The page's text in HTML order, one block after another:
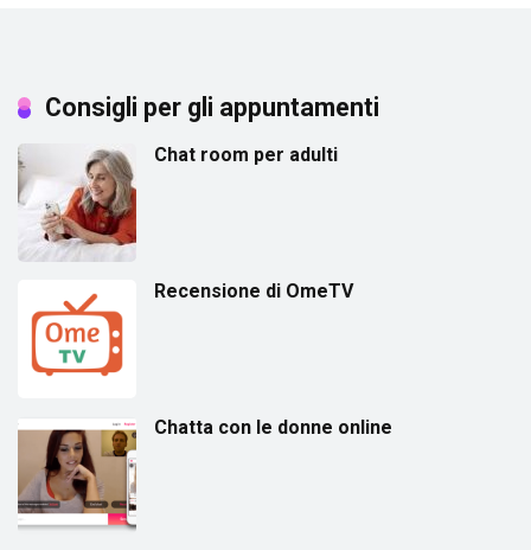
Consigli per gli appuntamenti
Chat room per adulti
Recensione di OmeTV
Chatta con le donne online